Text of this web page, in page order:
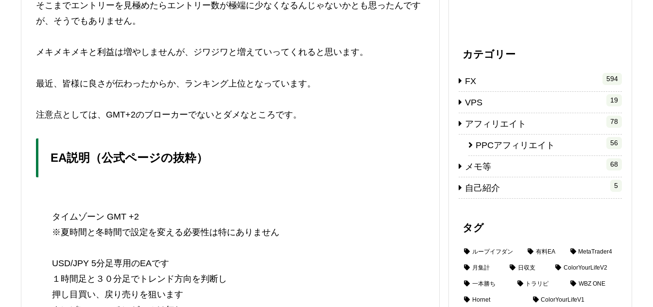
そこまでエントリーを見極めたらエントリー数が極端に少なくなるんじゃないかとも思ったんです
が、そうでもありません。
メキメキメキと利益は増やしませんが、ジワジワと増えていってくれると思います。
最近、皆様に良さが伝わったからか、ランキング上位となっています。
注意点としては、GMT+2のブローカーでないとダメなところです。
EA説明（公式ページの抜粋）
タイムゾーン GMT +2
※夏時間と冬時間で設定を変える必要性は特にありません
USD/JPY 5分足専用のEAです
１時間足と３０分足でトレンド方向を判断し
押し目買い、戻り売りを狙います
カテゴリー
FX 594
VPS 19
アフィリエイト 78
PPCアフィリエイト 56
メモ等 68
自己紹介 5
タグ
ループイフダン 有料EA MetaTrader4
月集計 日収支 ColorYourLifeV2
一本勝ち トラリピ WBZ ONE
Hornet ColorYourLifeV1